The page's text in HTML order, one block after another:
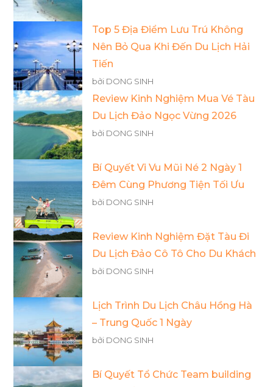
Top 5 Địa Điểm Lưu Trú Không
Nên Bỏ Qua Khi Đến Du Lịch Hải
Tiến
bởi DONG SINH
Review Kinh Nghiệm Mua Vé Tàu
Du Lịch Đảo Ngọc Vừng 2026
bởi DONG SINH
Bí Quyết Vi Vu Mũi Né 2 Ngày 1
Đêm Cùng Phương Tiện Tối Ưu
bởi DONG SINH
Review Kinh Nghiệm Đặt Tàu Đi
Du Lịch Đảo Cô Tô Cho Du Khách
bởi DONG SINH
Lịch Trình Du Lịch Châu Hồng Hà
– Trung Quốc 1 Ngày
bởi DONG SINH
Bí Quyết Tổ Chức Team building